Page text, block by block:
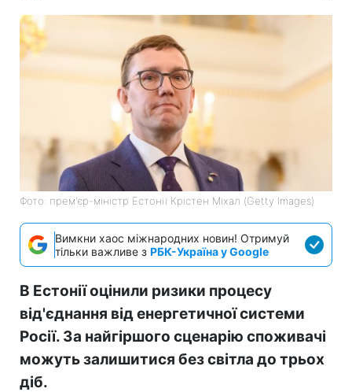
Фото: прем'єр-міністр Естонії Крістен Міхал (Getty Images)
Вимкни хаос міжнародних новин! Отримуй
тільки важливе з РБК-Україна у Google
В Естонії оцінили ризики процесу
від'єднання від енергетичної системи
Росії. За найгіршого сценарію споживачі
можуть залишитися без світла до трьох
діб.